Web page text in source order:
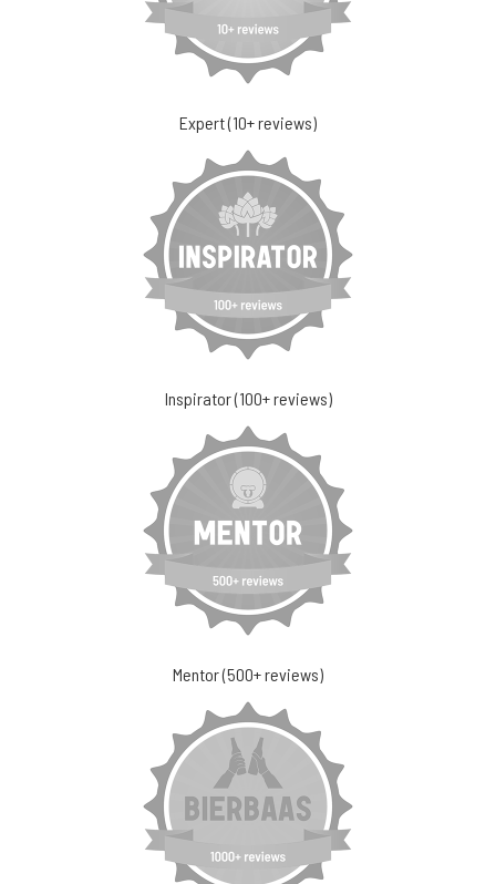
Expert (10+ reviews)
Inspirator (100+ reviews)
Mentor (500+ reviews)